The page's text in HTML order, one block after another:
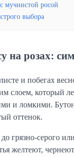
мучнистой росой
выбора
на розах:
и побегах
слоем, который
и ломкими.
оттенок.
до грязно-
желтеют,